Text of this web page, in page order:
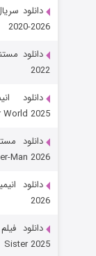
قسمت
قسمت
2020-2026
2022
دانلود
World 2025
Man 2026
2026
Sister 2025